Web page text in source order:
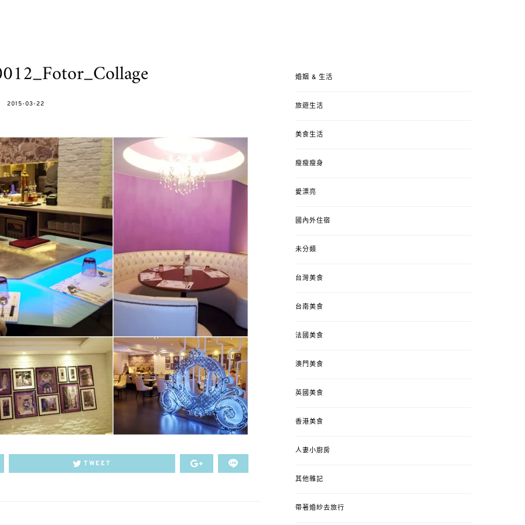
POSTED
2015-03-22
TWEET
婚姻 & 生活
旅遊生活
美食生活
瘦瘦瘦身
愛漂亮
國內外住宿
未分類
台灣美食
台南美食
法國美食
澳門美食
英國美食
香港美食
人妻小廚房
其他雜記
帶著婚紗去旅行